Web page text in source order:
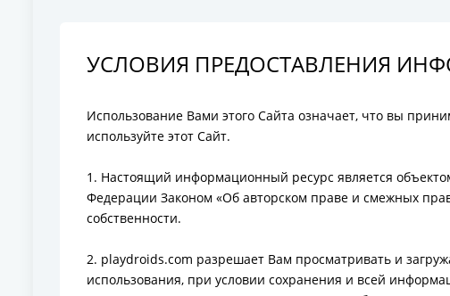
УСЛОВИЯ ПРЕДОСТАВЛЕНИЯ
Использование Вами этого Сайта означает, что вы
используйте этот Сайт.
1. Настоящий информационный ресурс является
Федерации Законом «Об авторском праве и смежных
собственности.
2. playdroids.com разрешает Вам просматривать и
использования, при условии сохранения и всей